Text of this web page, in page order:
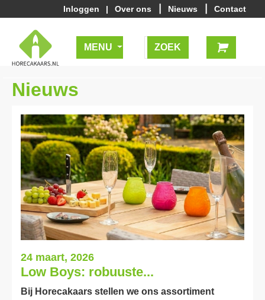
Inloggen | Over ons Nieuws Contact
MENU
Nieuws
24 maart, 2026
Low Boys: robuuste...
Bij Horecakaars stellen we ons assortiment